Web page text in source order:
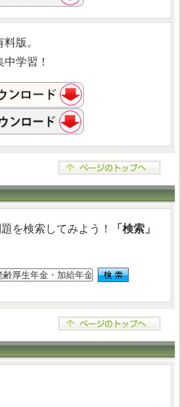
版。
学習！
を検索してみよう！
「検索」